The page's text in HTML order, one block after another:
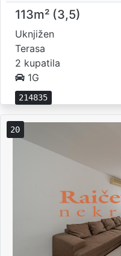
113m² (3,5)
Uknjižen
Terasa
2 kupatila
1G
214835
20